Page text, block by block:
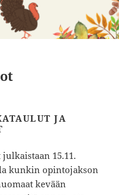
JA
15.11.
kunkin opintojakson
kevään